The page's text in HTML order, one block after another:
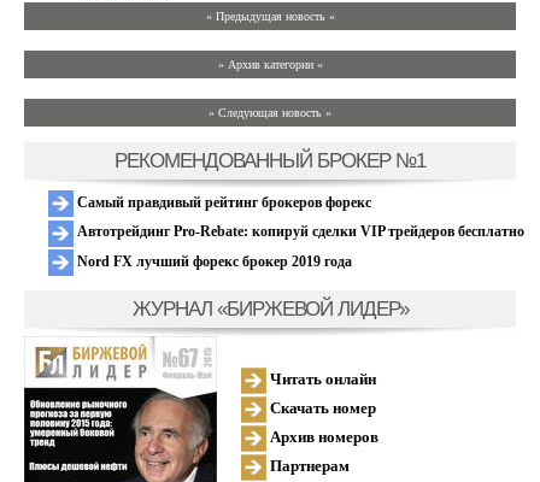
« Предыдущая новость «
» Архив категории «
» Следующая новость »
РЕКОМЕНДОВАННЫЙ БРОКЕР №1
Самый правдивый рейтинг брокеров форекс
Автотрейдинг Pro-Rebate: копируй сделки VIP трейдеров бесплатно
Nord FX лучший форекс брокер 2019 года
ЖУРНАЛ «БИРЖЕВОЙ ЛИДЕР»
Читать онлайн
Скачать номер
Архив номеров
Партнерам